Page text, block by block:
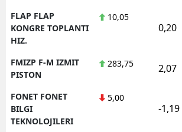
FLAP FLAP
KONGRE TOPLANTI
HIZ.
10,05
0,20
FMIZP F-M IZMIT
PISTON
283,75 2,07
FONET FONET
BILGI
TEKNOLOJILERI
5,00
-1,19